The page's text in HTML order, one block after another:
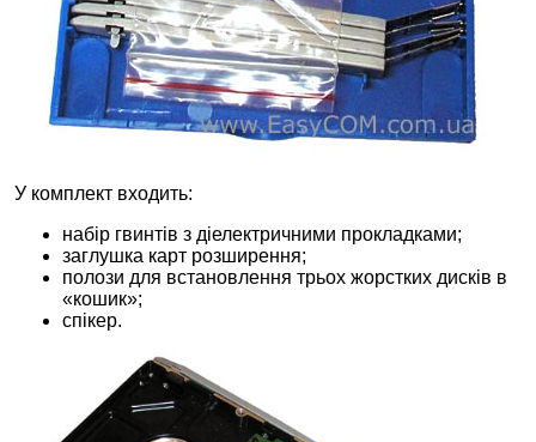
У комплект входить:
набір гвинтів з діелектричними прокладками;
заглушка карт розширення;
полози для встановлення трьох жорстких дисків в
«кошик»;
спікер.